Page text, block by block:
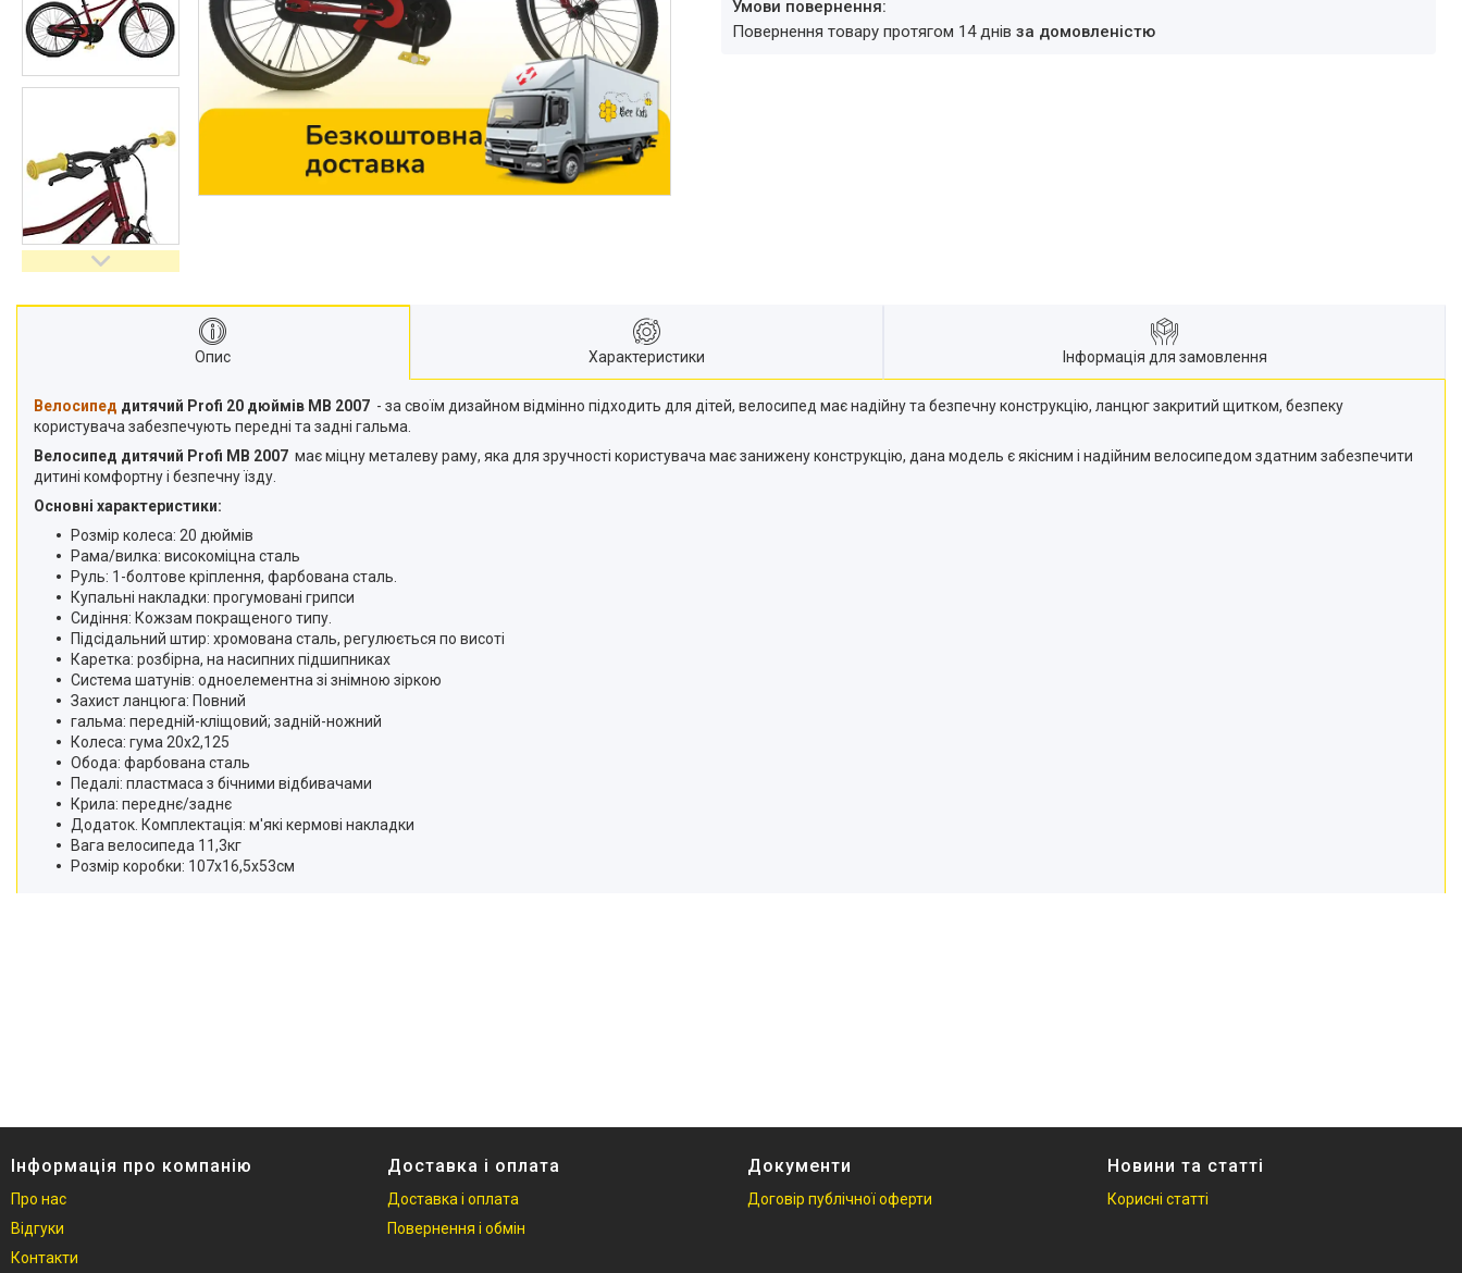
повернення товару протягом 14 днів за домовленістю
Опис Характеристики Інформація для замовлення
Велосипед дитячий Profi 20 дюймів MB 2007 - за своїм дизайном відмінно підходить для дітей, велосипед має надійну та безпечну конструкцію, ланцюг закритий щитком, безпеку
користувача забезпечують передні та задні гальма.
Велосипед дитячий Profi MB 2007 має міцну металеву раму, яка для зручності користувача має занижену конструкцію, дана модель є якісним і надійним велосипедом здатним забезпечити
дитині комфортну і безпечну їзду.
Основні характеристики:
Розмір колеса: 20 дюймів
Рама/вилка: високоміцна сталь
Руль: 1-болтове кріплення, фарбована сталь.
Купальні накладки: прогумовані грипси
Сидіння: Кожзам покращеного типу.
Підсідальний штир: хромована сталь, регулюється по висоті
Каретка: розбірна, на насипних підшипниках
Система шатунів: одноелементна зі знімною зіркою
Захист ланцюга: Повний
гальма: передній-кліщовий; задній-ножний
Колеса: гума 20х2,125
Обода: фарбована сталь
Педалі: пластмаса з бічними відбивачами
Крила: переднє/заднє
Додаток. Комплектація: м'які кермові накладки
Вага велосипеда 11,3кг
Розмір коробки: 107х16,5х53см
Інформація про компанію
Про нас
Відгуки
Контакти
Доставка і оплата
Доставка і оплата
Повернення і обмін
Документи
Договір публічної оферти
Новини та статті
Корисні статті